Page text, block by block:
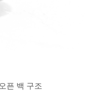
픈 백 구조